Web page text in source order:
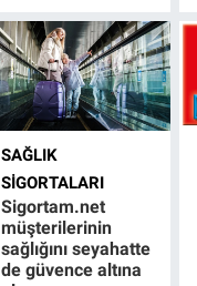
SAĞLIK
SIGORTALARI
Sigortam.net
müşterilerinin
sağlığını seyahatte
de güvence altına